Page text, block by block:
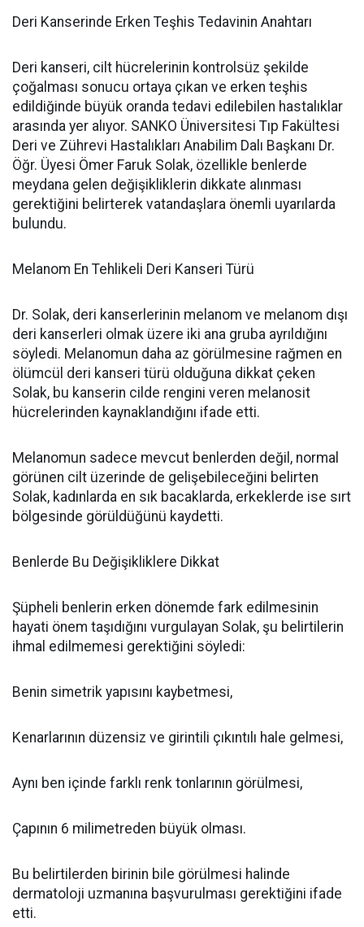
Deri Kanserinde Erken Teşhis Tedavinin Anahtarı
Deri kanseri, cilt hücrelerinin kontrolsüz şekilde
çoğalması sonucu ortaya çıkan ve erken teşhis
edildiğinde büyük oranda tedavi edilebilen hastalıklar
arasında yer alıyor. SANKO Üniversitesi Tıp Fakültesi
Deri ve Zührevi Hastalıkları Anabilim Dalı Başkanı Dr.
Öğr. Üyesi Ömer Faruk Solak, özellikle benlerde
meydana gelen değişikliklerin dikkate alınması
gerektiğini belirterek vatandaşlara önemli uyarılarda
bulundu.
Melanom En Tehlikeli Deri Kanseri Türü
Dr. Solak, deri kanserlerinin melanom ve melanom dışı
deri kanserleri olmak üzere iki ana gruba ayrıldığını
söyledi. Melanomun daha az görülmesine rağmen en
ölümcül deri kanseri türü olduğuna dikkat çeken
Solak, bu kanserin cilde rengini veren melanosit
hücrelerinden kaynaklandığını ifade etti.
Melanomun sadece mevcut benlerden değil, normal
görünen cilt üzerinde de gelişebileceğini belirten
Solak, kadınlarda en sık bacaklarda, erkeklerde ise sırt
bölgesinde görüldüğünü kaydetti.
Benlerde Bu Değişikliklere Dikkat
Şüpheli benlerin erken dönemde fark edilmesinin
hayati önem taşıdığını vurgulayan Solak, şu belirtilerin
ihmal edilmemesi gerektiğini söyledi:
Benin simetrik yapısını kaybetmesi,
Kenarlarının düzensiz ve girintili çıkıntılı hale gelmesi,
Aynı ben içinde farklı renk tonlarının görülmesi,
Çapının 6 milimetreden büyük olması.
Bu belirtilerden birinin bile görülmesi halinde
dermatoloji uzmanına başvurulması gerektiğini ifade
etti.